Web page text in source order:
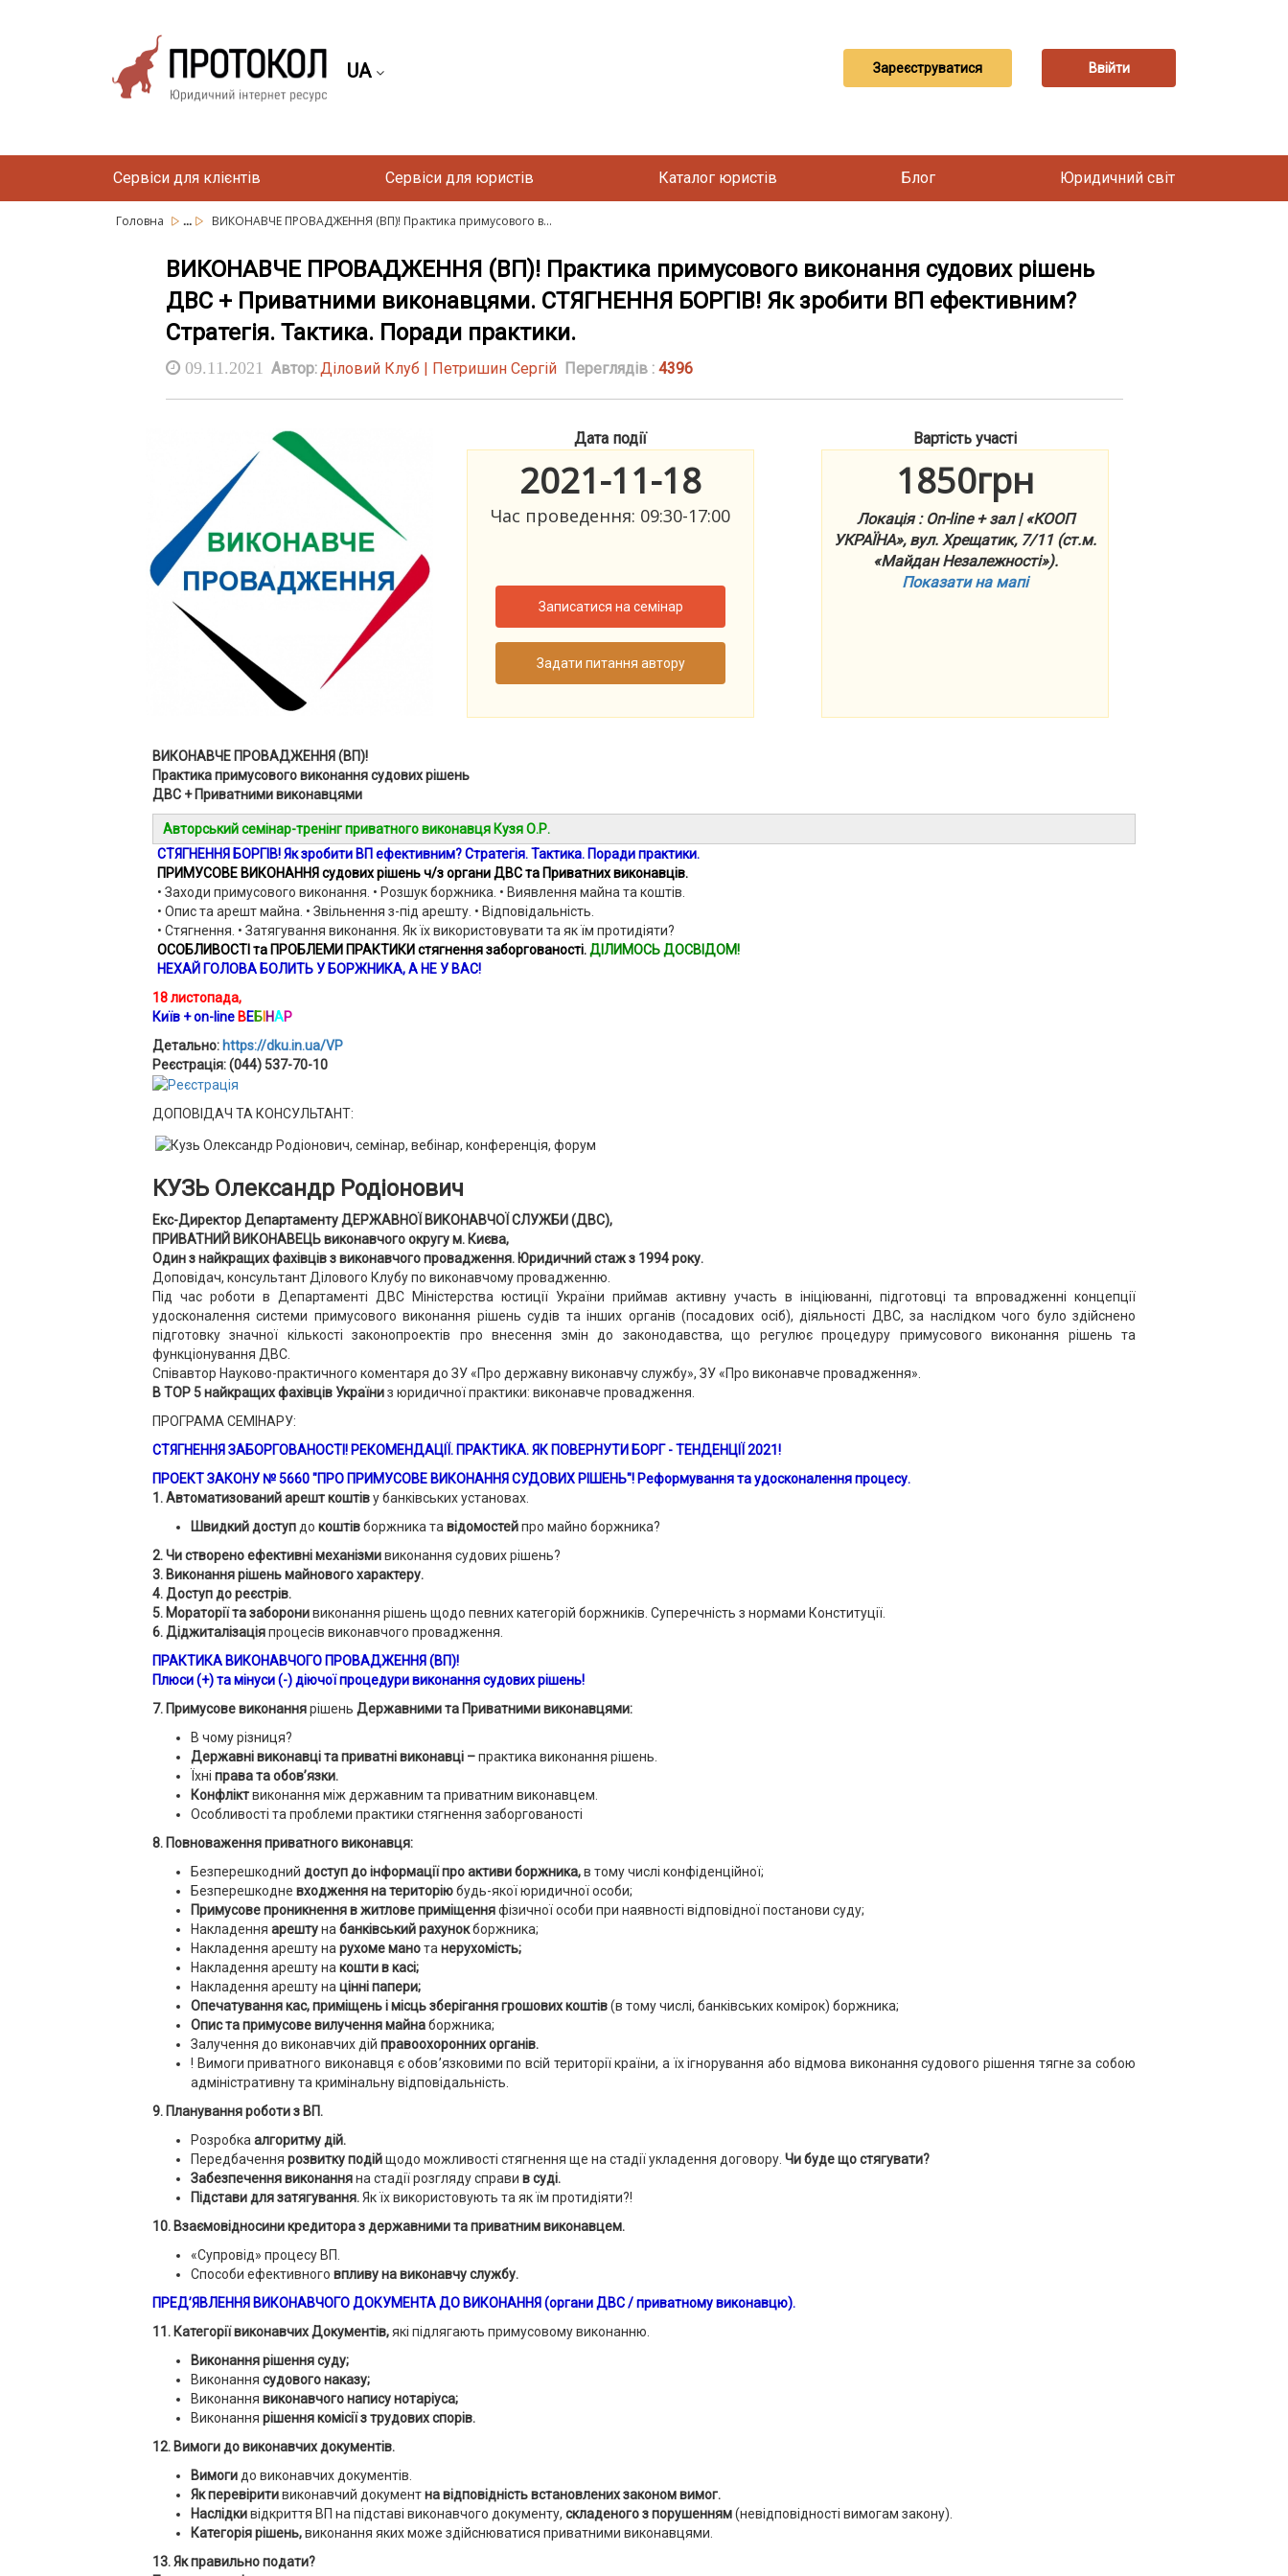
UA Зареєструватися Ввійти
Сервіси для клієнтів Сервіси для юристів Каталог юристів Блог Юридичний світ
Головна ... ВИКОНАВЧЕ ПРОВАДЖЕННЯ (ВП)! Практика примусового в...
ВИКОНАВЧЕ ПРОВАДЖЕННЯ (ВП)! Практика примусового виконання судових рішень
ДВС + Приватними виконавцями. СТЯГНЕННЯ БОРГІВ! Як зробити ВП ефективним?
Стратегія. Тактика. Поради практики.
09.11.2021 Автор:Діловий Клуб | Петришин Сергій Переглядів : 4396
Дата події
2021-11-18
Час проведення: 09:30-17:00
Записатися на семінар
Задати питання автору
Вартість участі
1850грн
Локація : On-line + зал | «КООП
УКРАЇНА», вул. Хрещатик, 7/11 (ст.м.
«Майдан Незалежності»).
Показати на мапі
ВИКОНАВЧЕ ПРОВАДЖЕННЯ (ВП)!
Практика примусового виконання судових рішень
ДВС + Приватними виконавцями
Авторський семінар-тренінг приватного виконавця Кузя О.Р.
СТЯГНЕННЯ БОРГІВ! Як зробити ВП ефективним?Стратегія. Тактика. Поради практики.
ПРИМУСОВЕ ВИКОНАННЯ судових рішень ч/з органи ДВС та Приватних виконавців.
• Заходи примусового виконання. • Розшук боржника. • Виявлення майна та коштів.
• Опис та арешт майна. • Звільнення з-під арешту. • Відповідальність.
• Стягнення. • Затягування виконання. Як їх використовувати та як їм протидіяти?
ОСОБЛИВОСТІ та ПРОБЛЕМИ ПРАКТИКИ стягнення заборгованості.ДІЛИМОСЬ ДОСВІДОМ!
НЕХАЙ ГОЛОВА БОЛИТЬ У БОРЖНИКА, А НЕ У ВАС!
18 листопада,
Київ + on-line ВЕБ НАР
Детально: https://dku.in.ua/VP
Реєстрація: (044) 537-70-10
ДОПОВІДАЧ ТА КОНСУЛЬТАНТ:
КУЗЬ Олександр Родіонович
Екс-Директор Департаменту ДЕРЖАВНОЇ ВИКОНАВЧОЇ СЛУЖБИ (ДВС),
ПРИВАТНИЙ ВИКОНАВЕЦЬ виконавчого округу м. Києва,
Один з найкращих фахівців з виконавчого провадження. Юридичний стаж з 1994 року.
Доповідач, консультант Ділового Клубу по виконавчому провадженню.
Під час роботи в Департаменті ДВС Міністерства юстиції України приймав активну участь в ініціюванні, підготовці та впровадженні концепції
удосконалення системи примусового виконання рішень судів та інших органів (посадових осіб), діяльності ДВС, за наслідком чого було здійснено
підготовку значної кількості законопроектів про внесення змін до законодавства, що регулює процедуру примусового виконання рішень та
функціонування ДВС.
Співавтор Науково-практичного коментаря до ЗУ «Про державну виконавчу службу», ЗУ «Про виконавче провадження».
В TOP 5 найкращих фахівців Україниз юридичної практики: виконавче провадження.
ПРОГРАМА СЕМІНАРУ:
СТЯГНЕННЯ ЗАБОРГОВАНОСТІ! РЕКОМЕНДАЦІЇ. ПРАКТИКА. ЯК ПОВЕРНУТИ БОРГ - ТЕНДЕНЦІЇ 2021!
ПРОЕКТ ЗАКОНУ № 5660 "ПРО ПРИМУСОВЕ ВИКОНАННЯ СУДОВИХ РІШЕНЬ"! Реформування та удосконалення процесу.
1. Автоматизований арешт коштіву банківських установах.
Швидкий доступдо коштівборжника тавідомостейпро майно боржника?
2. Чи створено ефективні механізмивиконання судових рішень?
3. Виконання рішень майнового характеру.
4. Доступ до реєстрів.
5. Мораторії та заборонивиконання рішень щодо певних категорій боржників. Суперечність з нормами Конституції.
6. Діджиталізаціяпроцесів виконавчого провадження.
ПРАКТИКА ВИКОНАВЧОГО ПРОВАДЖЕННЯ (ВП)!
Плюси (+) та мінуси (-) діючої процедури виконання судових рішень!
7. Примусове виконаннярішень Державними та Приватними виконавцями:
В чому різниця?
Державні виконавці та приватні виконавці –практика виконання рішень.
Їхні права та обов’язки.
Конфліктвиконання між державним та приватним виконавцем.
Особливості та проблеми практики стягнення заборгованості
8. Повноваження приватного виконавця:
Безперешкодний доступ до інформації про активи боржника,в тому числі конфіденційної;
Безперешкодне входження на територіюбудь-якої юридичної особи;
Примусове проникнення в житлове приміщенняфізичної особи при наявності відповідної постанови суду;
Накладення арештунабанківський рахунокборжника;
Накладення арешту нарухоме манотанерухомість;
Накладення арешту накошти в касі;
Накладення арешту націнні папери;
Опечатування кас, приміщень і місць зберігання грошових коштів(в тому числі, банківських комірок) боржника;
Опис та примусове вилучення майнаборжника;
Залучення до виконавчих дій правоохоронних органів.
! Вимоги приватного виконавця є обов’язковими по всій території країни, а їх ігнорування або відмова виконання судового рішення тягне за собою
адміністративну та кримінальну відповідальність.
9. Планування роботи з ВП.
Розробкаалгоритму дій.
Передбачення розвитку подійщодо можливості стягнення ще на стадії укладення договору. Чи буде що стягувати?
Забезпечення виконанняна стадії розгляду справи в суді.
Підстави для затягування.Як їх використовують та як їм протидіяти?!
10. Взаємовідносини кре­дитора з державними та приватним виконавцем.
«Супровід» процесу ВП.
Способи ефективного впливу на виконавчу службу.
ПРЕД’ЯВЛЕННЯ ВИКОНАВЧОГО ДОКУМЕНТА ДО ВИКОНАННЯ (органи ДВС / приватному виконавцю).
11. Категорії виконавчих Документів,які підлягають примусовому виконанню.
Виконання рішення суду;
Виконання судового наказу;
Виконання виконавчого напису нотаріуса;
Виконання рішення комісії з трудових спорів.
12. Вимоги до виконавчих документів.
Вимогидо виконавчих документів.
Як перевіритивиконавчий документна відповідність встановлених законом вимог.
Наслідкивідкриття ВП на підставі виконавчого документу, складеного з порушенням(невідповідності вимогам закону).
Категорія рішень,виконання яких може здійснюватися приватними виконавцями.
13. Як правильно подати?